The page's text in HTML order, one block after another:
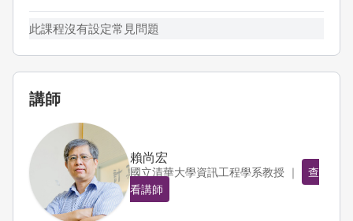
此課程沒有設定常見問題
講師
賴尚宏
國立清華大學資訊工程學系教授 ｜
查
看講師